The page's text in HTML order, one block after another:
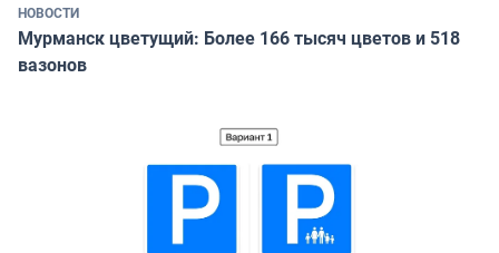
НОВОСТИ
Мурманск цветущий: Более 166 тысяч цветов и 518
вазонов